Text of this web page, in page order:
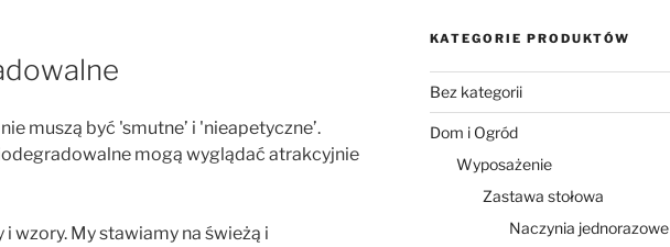
muszą być 'smutne’ i 'nieapetyczne’.
mogą wyglądać atrakcyjnie
wzory. My stawiamy na świeżą i
KATEGORIE PRODUKTÓW
Bez kategorii
Dom i Ogród
Wyposażenie
Zastawa stołowa
Naczynia jednorazowe